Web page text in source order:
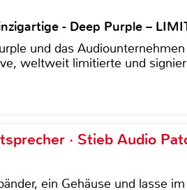
- Deep Purple –
und das
weltweit limitierte und
· Stieb Audio
ein Gehäuse und lasse